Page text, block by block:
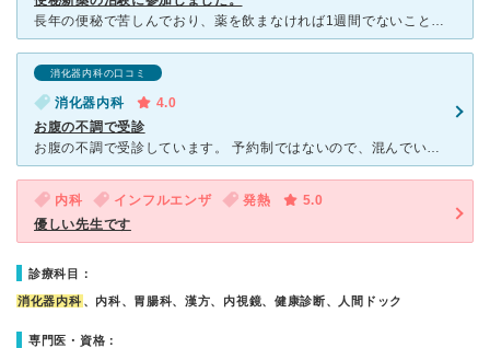
長年の便秘で苦しんでおり、薬を飲まなければ1週間でないこともざらにありました。 そんな中、ネットで便秘外来の存在を知り受診しました。 お腹のレントゲンをとってもらい腸の中に便がたまっていることを画
消化器内科の口コミ
消化器内科
4.0
お腹の不調で受診
お腹の不調で受診しています。 予約制ではないので、混んでいるとそれなりに待ち時間があります。 平日午後イチで行くと割とスムーズですが、夕方に行った時は待ち合い室がいっぱいでした。 受付の方の対応
内科 インフルエンザ 発熱
5.0
優しい先生です
診療科目：
消化器内科 、内科、胃腸科、漢方、内視鏡、健康診断、人間ドック
専門医・資格：